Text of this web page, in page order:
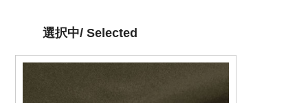
選択中/ Selected